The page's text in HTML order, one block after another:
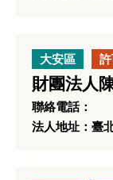
大安區
財團法人
聯絡電話：
法人地址：臺